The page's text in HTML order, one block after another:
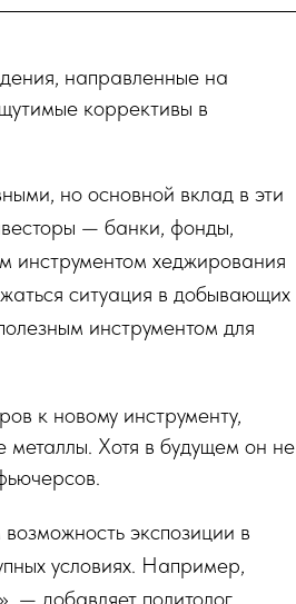
направленные на
коррективы в
но основной вклад в эти
— банки, фонды,
инструментом хеджирования
ситуация в добывающих
инструментом для
к новому инструменту,
Хотя в будущем он не
экспозиции в
условиях. Например,
— добавляет политолог.